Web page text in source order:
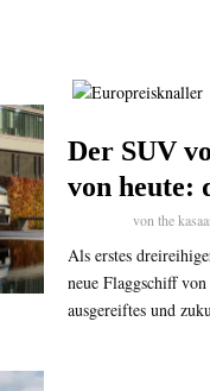
Der SUV
von heute:
vonthe
Als erstes
neue Flaggschiff
ausgereiftes und